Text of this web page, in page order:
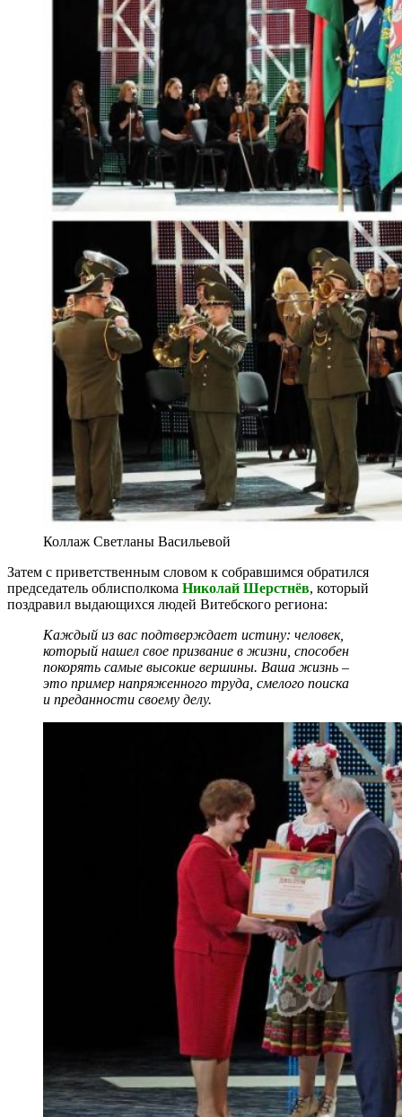
Коллаж Светланы Васильевой
Затем с приветственным словом к собравшимся обратился
председатель облисполкома Николай Шерстнёв, который
поздравил выдающихся людей Витебского региона:
Каждый из вас подтверждает истину: человек,
который нашел свое призвание в жизни, способен
покорять самые высокие вершины. Ваша жизнь –
это пример напряженного труда, смелого поиска
и преданности своему делу.